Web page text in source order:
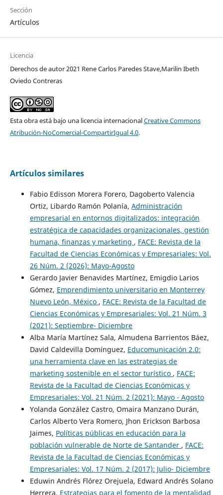
Sección
Artículos
Licencia
Derechos de autor 2021 Rene Carlos Paredes Stave,Marilin Ibeth
Oviedo Contreras
Esta obra está bajo una licencia internacionalCreative Commons
Atribución-NoComercial-CompartirIgual 4.0.
Artículos similares
Fabio Edisson Morera Forero, Dagoberto Valencia
Ortiz, Libardo Ramón Polanía, Administración
empresarial en entornos digitalizados: integración
estratégica de capacidades organizacionales, gestión
humana, finanzas y marketing , FACE: Revista de la
Facultad de Ciencias Económicas y Empresariales: Vol.
26 Núm. 2 (2026): Mayo-Agosto
Gerardo Javier Benavides Martínez, Emigdio Larios
Gómez, Emprendimiento universitario en Monterrey
Nuevo León, México , FACE: Revista de la Facultad de
Ciencias Económicas y Empresariales: Vol. 21 Núm. 3
(2021): Septiembre- Diciembre
Alba María Martínez Sala, Almudena Barrientos Báez,
David Caldevilla Domínguez, Educomunicación 2.0:
una herramienta clave en las estrategias de
marketing sostenible en el sector turístico , FACE:
Revista de la Facultad de Ciencias Económicas y
Empresariales: Vol. 21 Núm. 2 (2021): Mayo - Agosto
Yolanda González Castro, Omaira Manzano Durán,
Carlos Alberto Vera Romero, Jhon Erickson Barbosa
Jaimes, Políticas públicas en educación para la
población vulnerable de Norte de Santander , FACE:
Revista de la Facultad de Ciencias Económicas y
Empresariales: Vol. 17 Núm. 2 (2017): Julio- Diciembre
Eduwin Andrés Flórez Orejuela, Edward Andrés Solano
Herrera, Estrategias para el fomento de la mentalidad